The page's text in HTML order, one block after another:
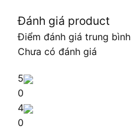
Đánh giá product
Điểm đánh giá trung bình
Chưa có đánh giá
5
0
4
0